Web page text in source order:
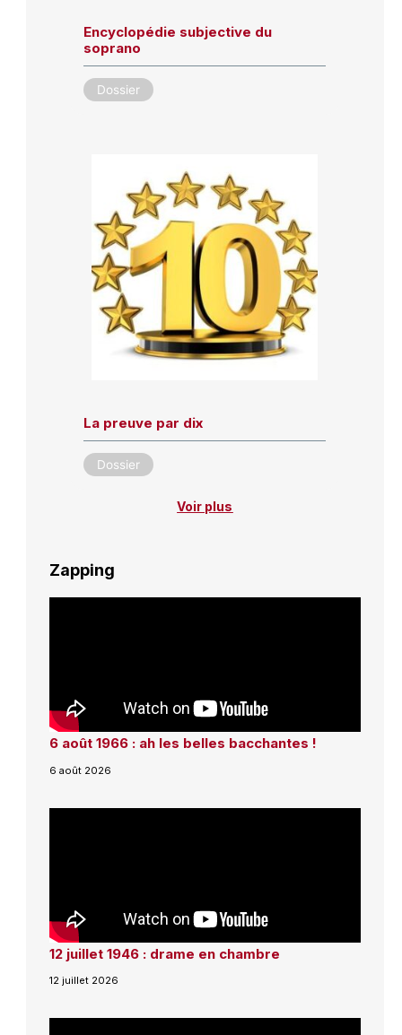
Encyclopédie subjective du
soprano
Dossier
La preuve par dix
Dossier
Voir plus
Zapping
6 août 1966 : ah les belles bacchantes !
6 août 2026
12 juillet 1946 : drame en chambre
12 juillet 2026